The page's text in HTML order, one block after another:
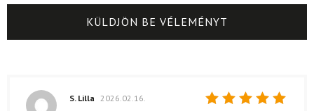
S. Lilla 2026.02.16.